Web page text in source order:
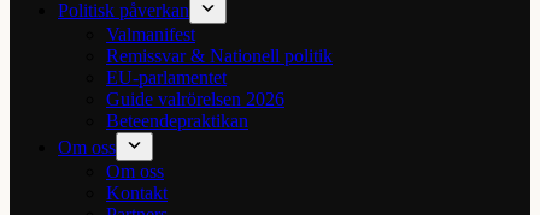
Politisk påverkan
Valmanifest
Remissvar & Nationell politik
EU-parlamentet
Guide valrörelsen 2026
Beteendepraktikan
Om oss
Om oss
Kontakt